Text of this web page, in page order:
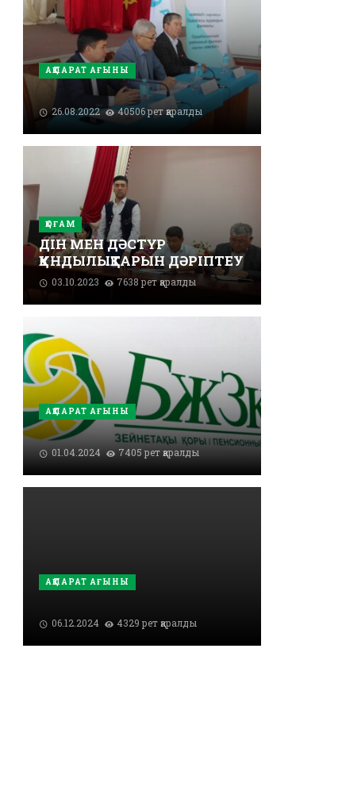
АҚПАРАТ АҒЫНЫ
26.08.2022 40506 рет қаралды
ҚОҒАМ
ДІН МЕН ДӘСТҮР
ҚҰНДЫЛЫҚТАРЫН ДӘРІПТЕУ
03.10.2023 7638 рет қаралды
АҚПАРАТ АҒЫНЫ
01.04.2024 7405 рет қаралды
АҚПАРАТ АҒЫНЫ
06.12.2024 4329 рет қаралды